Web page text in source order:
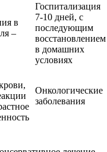
в
–
Госпитализация
7-10 дней, с
последующим
восстановлением
в домашних
условиях
Онкологические
заболевания